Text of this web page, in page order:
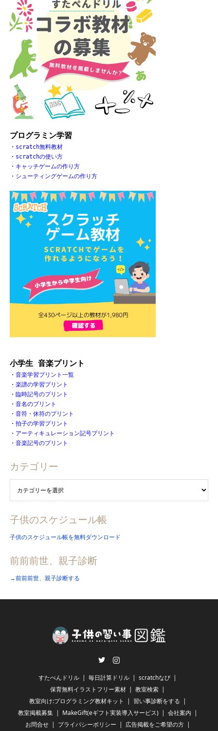
プログラミン学習
・ scratch無料教材
・ scratchの使い方
・ キャッチゲームの作り方
・ シューティングゲームの作り方
小学生 音楽プリント
・ 音楽学習プリント一覧
・ 楽譜の学習プリント
・ 臨時記号のプリント
・ 音名のプリント
・ 音符・休符のプリント
・ 拍子の学習プリント
・ アーティキュレーション記号プリント
・ 音楽記号のプリント
カテゴリー
子供のスケジュール帳
子供のスケジュール帳を無料ダウンロード
前前前世、親子診断
→前前前世、親子診断する
すたぺんドリル 毎日計算ドリル
scratchなび
保育無料イラストフリー素材
教室検索
教室向け:プログラミング教材キット
習い事診断をする
教室掲載募集
MakeGift(eギフト実装導入サービス)
会社案内
お問合せ
プライバシーポリシー 広告掲載をご希望の方